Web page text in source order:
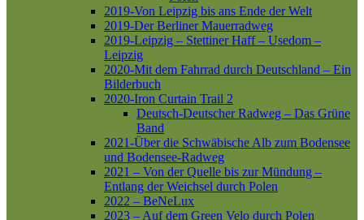
2019-Von Leipzig bis ans Ende der Welt
2019-Der Berliner Mauerradweg
2019-Leipzig – Stettiner Haff – Usedom –
Leipzig
2020-Mit dem Fahrrad durch Deutschland – Ein
Bilderbuch
2020-Iron Curtain Trail 2
Deutsch-Deutscher Radweg – Das Grüne
Band
2021-Über die Schwäbische Alb zum Bodensee
und Bodensee-Radweg
2021 – Von der Quelle bis zur Mündung –
Entlang der Weichsel durch Polen
2022 – BeNeLux
2023 – Auf dem Green Velo durch Polen